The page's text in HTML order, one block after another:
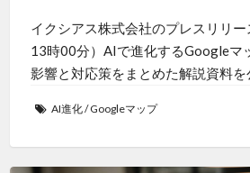
イクシアス株式会社のプレスリリ
13時00分）AIで進化するGoogleマ
影響と対応策をまとめた解説資料を
AI進化/Googleマップ